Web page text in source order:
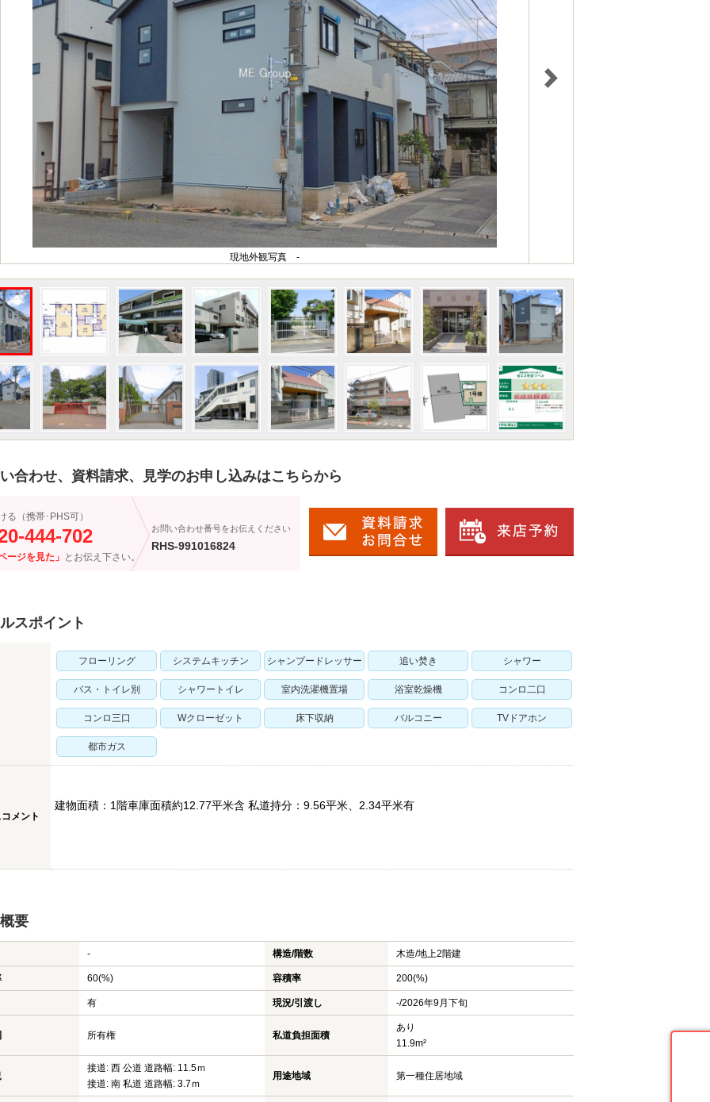
現地外観写真 -
合わせ、資料請求、見学のお申し込みはこちらから
る（携帯･PHS可）
444-702
ージを見た」 とお伝え下さい。
お問い合わせ番号をお伝えください
RHS-991016824
スポイント
フローリング システムキッチン シャンプードレッサー 追い焚き シャワー
バス・トイレ別 シャワートイレ 室内洗濯機置場 浴室乾燥機 コンロ二口
コンロ三口 Wクローゼット 床下収納 バルコニー TVドアホン
都市ガス
メント
建物面積：1階車庫面積約12.77平米含 私道持分：9.56平米、2.34平米有
要
- 構造/階数 木造/地上2階建
60(%) 容積率 200(%)
有 現況/引渡し -/2026年9月下旬
所有権 私道負担面積
あり
11.9m²
接道: 西 公道 道路幅: 11.5ｍ
接道: 南 私道 道路幅: 3.7ｍ
用途地域 第一種住居地域